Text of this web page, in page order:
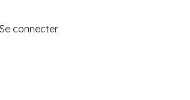
Se connecter